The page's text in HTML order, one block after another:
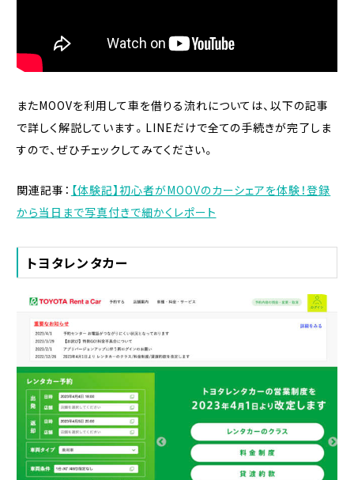
またMOOVを利用して車を借りる流れについては、以下の記事
で詳しく解説しています。LINEだけで全ての手続きが完了しま
すので、ぜひチェックしてみてください。
関連記事： 【体験記】初心者がMOOVのカーシェアを体験！登録
から当日まで写真付きで細かくレポート
トヨタレンタカー